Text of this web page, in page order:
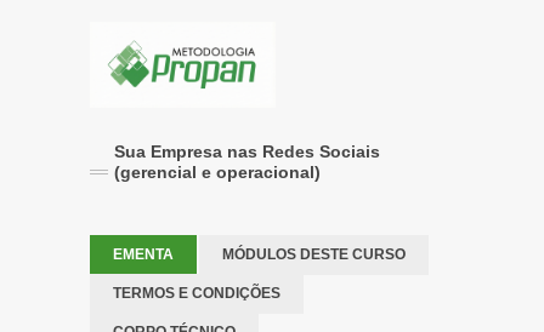
Sua Empresa nas Redes Sociais
(gerencial e operacional)
EMENTA MÓDULOS DESTE CURSO
TERMOS E CONDIÇÕES